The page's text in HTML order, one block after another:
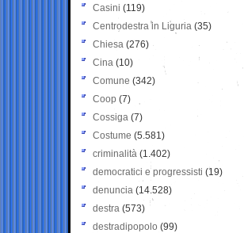
Casini (119)
Centrodestra in Liguria (35)
Chiesa (276)
Cina (10)
Comune (342)
Coop (7)
Cossiga (7)
Costume (5.581)
criminalità (1.402)
democratici e progressisti (19)
denuncia (14.528)
destra (573)
destradipopolo (99)